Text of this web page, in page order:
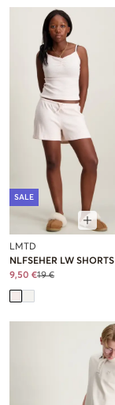
SALE
LMTD
NLFSEHER LW SHORTS
9,50 €19 €